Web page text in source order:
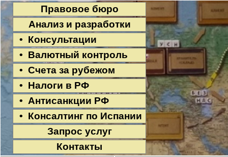
Правовое бюро
Анализ и разработки
• Консультации
• Валютный контроль
• Счета за рубежом
• Налоги в РФ
• Антисанкции РФ
• Консалтинг по Испании
Запрос услуг
Контакты